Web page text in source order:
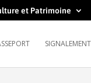
et Patrimoine
SIGNALEMENT